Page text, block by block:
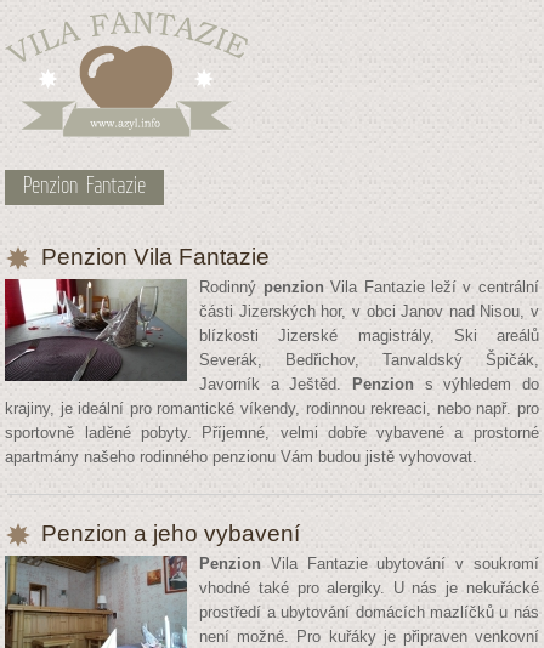
Penzion Vila Fantazie
Rodinný penzion Vila Fantazie leží v centrální
části Jizerských hor, v obci Janov nad Nisou, v
blízkosti Jizerské magistrály, Ski areálů
Severák, Bedřichov, Tanvaldský Špičák,
Javorník a Ještěd.
Penzion s výhledem do
krajiny, je ideální pro romantické víkendy, rodinnou rekreaci, nebo např. pro
sportovně laděné pobyty. Příjemné, velmi dobře vybavené a prostorné
apartmány našeho rodinného penzionu Vám budou jistě vyhovovat.
Penzion a jeho vybavení
Penzion Vila Fantazie ubytování v soukromí
vhodné také pro alergiky. U nás je nekuřácké
prostředí a ubytování domácích mazlíčků u nás
není možné. Pro kuřáky je připraven venkovní
Penzion Fantazie